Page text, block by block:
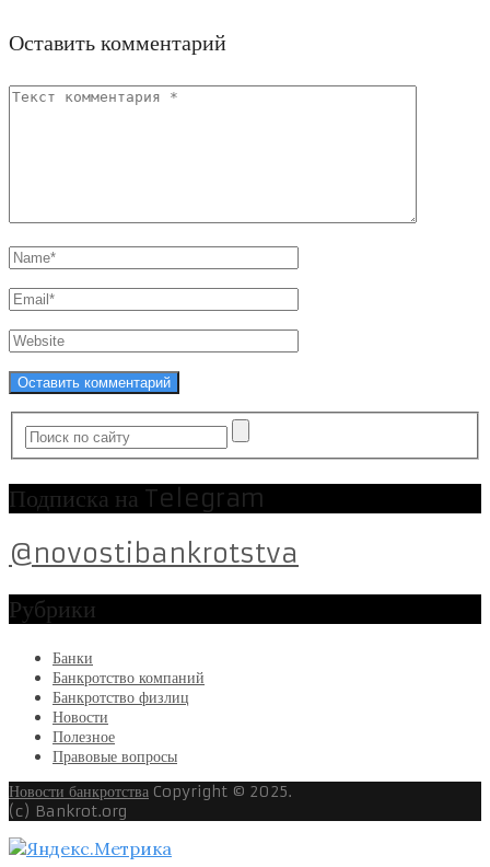
Оставить комментарий
Подписка на Telegram
@novostibankrotstva
Рубрики
Банки
Банкротство компаний
Банкротство физлиц
Новости
Полезное
Правовые вопросы
Новости банкротства Copyright © 2025.
(c) Bankrot.org